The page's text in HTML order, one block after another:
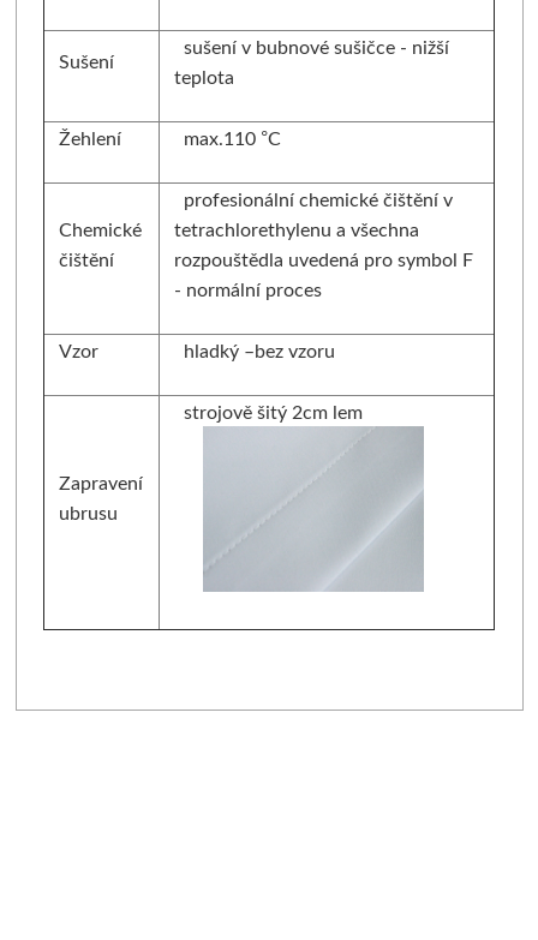
Sušení
sušení v bubnové sušičce - nižší
teplota
Žehlení max.110 °C
Chemické
čištění
profesionální chemické čištění v
tetrachlorethylenu a všechna
rozpouštědla uvedená pro symbol F
- normální proces
Vzor hladký –bez vzoru
Zapravení
ubrusu
strojově šitý 2cm lem